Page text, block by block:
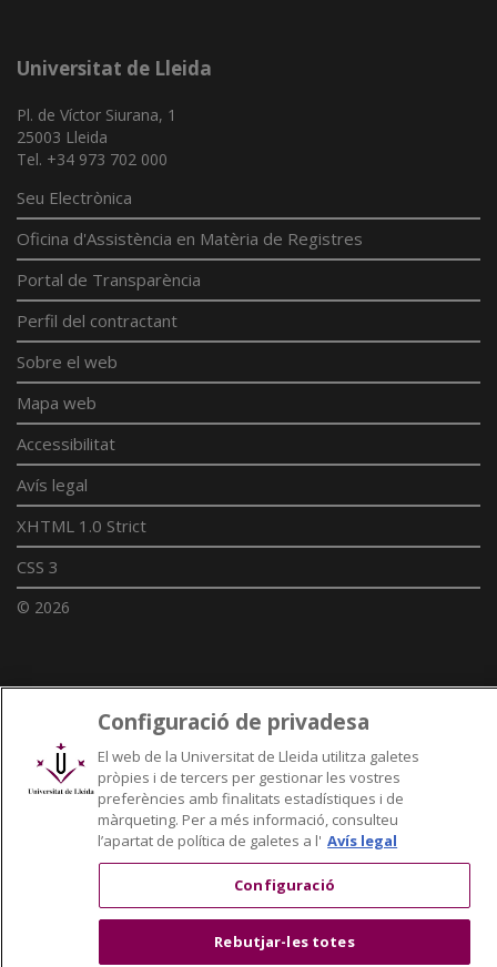
Universitat de Lleida
Pl. de Víctor Siurana, 1
25003 Lleida
Tel. +34 973 702 000
Seu Electrònica
Oficina d'Assistència en Matèria de Registres
Portal de Transparència
Perfil del contractant
Sobre el web
Mapa web
Accessibilitat
Avís legal
XHTML 1.0 Strict
CSS 3
© 2026
Xarxes universitàries
Configuració de privadesa
El web de la Universitat de Lleida utilitza galetes
pròpies i de tercers per gestionar les vostres
preferències amb finalitats estadístiques i de
màrqueting. Per a més informació, consulteu
l’apartat de política de galetes a l' Avís legal
Configuració
Rebutjar-les totes